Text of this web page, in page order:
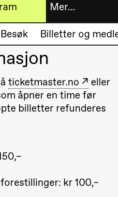
Mer…
Billetter
Utvidet
Om oss
Arkivet
Besøk Billetter og
ticketmaster.no
eller
åpner en time før
billetter refunderes
kr 100,–